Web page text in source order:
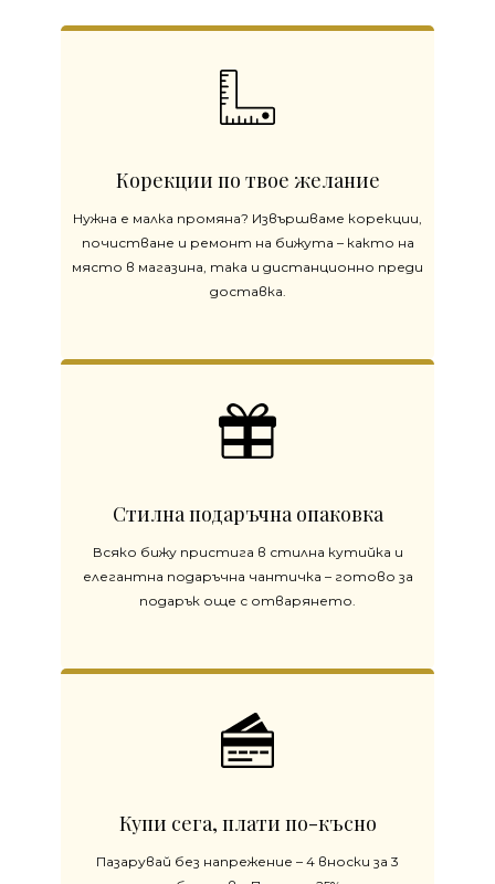
Корекции по твое желание
Нужна е малка промяна? Извършваме корекции,
почистване и ремонт на бижута – както на
място в магазина, така и дистанционно преди
доставка.
Стилна подаръчна опаковка
Всяко бижу пристига в стилна кутийка и
елегантна подаръчна чантичка – готово за
подарък още с отварянето.
Купи сега, плати по-късно
Пазарувай без напрежение – 4 вноски за 3